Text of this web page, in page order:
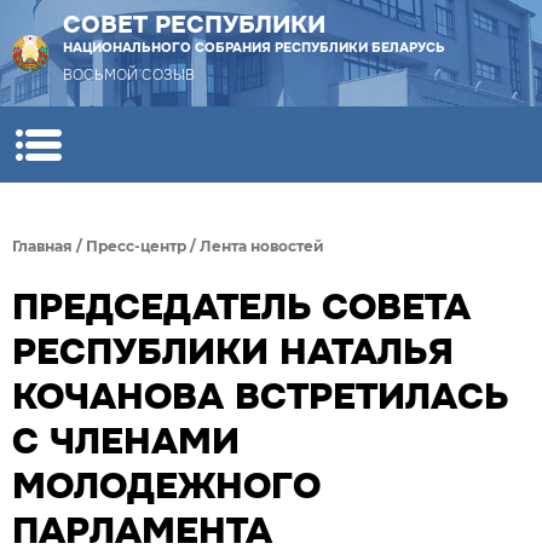
СОВЕТ РЕСПУБЛИКИ
НАЦИОНАЛЬНОГО СОБРАНИЯ РЕСПУБЛИКИ БЕЛАРУСЬ
ВОСЬМОЙ СОЗЫВ
Главная / Пресс-центр / Лента новостей
ПРЕДСЕДАТЕЛЬ СОВЕТА
РЕСПУБЛИКИ НАТАЛЬЯ
КОЧАНОВА ВСТРЕТИЛАСЬ
С ЧЛЕНАМИ
МОЛОДЕЖНОГО
ПАРЛАМЕНТА